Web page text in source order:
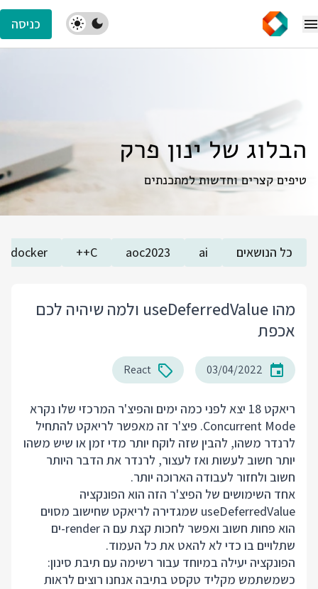
כניסה
הבלוג של ינון פרק
טיפים קצרים וחדשות למתכנתים
כל הנושאים ai
aoc2023
C++
docker
מהו useDeferredValue ולמה שיהיה לכם
אכפת
03/04/2022
React
ריאקט 18 יצא לפני כמה ימים והפיצ'ר המרכזי שלו נקרא
Concurrent Mode. פיצ'ר זה מאפשר לריאקט להתחיל
לרנדר משהו, להבין שזה לוקח יותר מדי זמן או שיש משהו
יותר חשוב לעשות ואז לעצור, לרנדר את הדבר היותר
חשוב ולחזור לעבודה הארוכה יותר.
אחד השימושים של הפיצ'ר הזה הוא הפונקציה
useDeferredValue שמגדירה לריאקט שחישוב מסוים
הוא פחות חשוב ואפשר לחכות קצת עם ה render-ים
שתלויים בו כדי לא להאט את כל העמוד.
הפונקציה יעילה במיוחד עבור רשימה עם תיבת סינון:
כשמשתמש מקליד טקסט בתיבה אנחנו רוצים לראות